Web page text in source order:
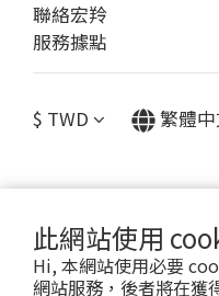
此網站使用
Hi, 本網站使用必要
網站服務，後者將在獲
聯絡宏羚
服務據點
$ TWD 繁體
提醒您，我們不會以電